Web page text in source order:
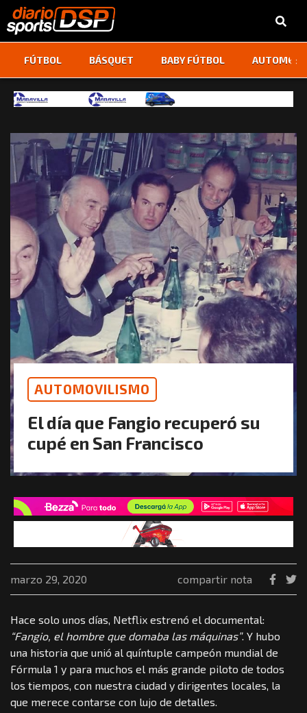
FÚTBOL BÁSQUET BABY FÚTBOL ‹ ›
AUTOMOVILISMO
El día que Fangio recuperó su
cupé en San Francisco
marzo 29, 2020 compartir nota
Hace solo unos días, Netflix estrenó el documental:
“Fangio, el hombre que domaba las máquinas”. Y hubo
una historia que unió al quíntuple campeón mundial de
Fórmula 1 y para muchos el más grande piloto de todos
los tiempos, con nuestra ciudad y dirigentes locales, la
que merece contarse con lujo de detalles.